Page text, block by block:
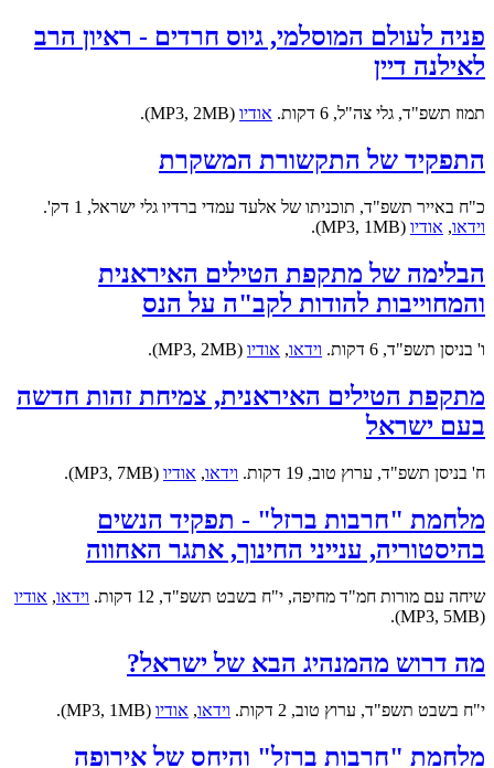
פניה לעולם המוסלמי, גיוס חרדים - ראיון הרב
לאילנה דיין
תמוז תשפ"ד, גלי צה"ל, 6 דקות. אודיו (MP3, 2MB).
התפקיד של התקשורת המשקרת
כ"ח באייר תשפ"ד, תוכניתו של אלעד עמדי ברדיו גלי ישראל, 1 דק'.
וידאו, אודיו (MP3, 1MB).
הבלימה של מתקפת הטילים האיראנית
והמחוייבות להודות לקב"ה על הנס
ו' בניסן תשפ"ד, 6 דקות. וידאו, אודיו (MP3, 2MB).
מתקפת הטילים האיראנית, צמיחת זהות חדשה
בעם ישראל
ח' בניסן תשפ"ד, ערוץ טוב, 19 דקות. וידאו, אודיו (MP3, 7MB).
מלחמת "חרבות ברזל" - תפקיד הנשים
בהיסטוריה, ענייני החינוך, אתגר האחווה
שיחה עם מורות חמ"ד מחיפה, י"ח בשבט תשפ"ד, 12 דקות. וידאו, אודיו
(MP3, 5MB).
מה דרוש מהמנהיג הבא של ישראל?
י"ח בשבט תשפ"ד, ערוץ טוב, 2 דקות. וידאו, אודיו (MP3, 1MB).
מלחמת "חרבות ברזל" והיחס של אירופה